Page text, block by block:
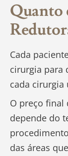
Quanto
Cada
cirurgia para
cada cirurgia
O preço final
depende do
das áreas